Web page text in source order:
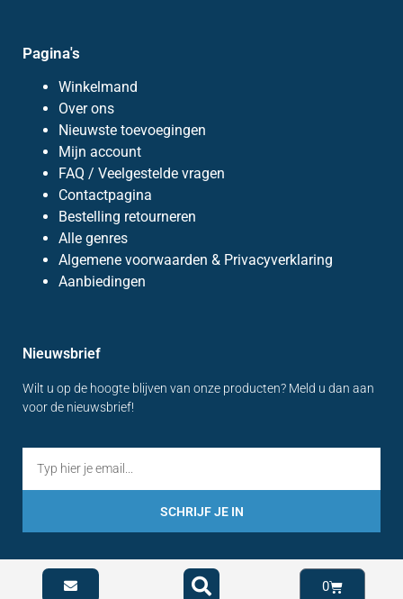
Pagina's
Winkelmand
Over ons
Nieuwste toevoegingen
Mijn account
FAQ / Veelgestelde vragen
Contactpagina
Bestelling retourneren
Alle genres
Algemene voorwaarden & Privacyverklaring
Aanbiedingen
Nieuwsbrief
Wilt u op de hoogte blijven van onze producten? Meld u dan aan
voor de nieuwsbrief!
SCHRIJF JE IN
0